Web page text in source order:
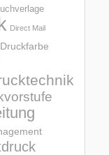
Direct Mail
Druckfarbe